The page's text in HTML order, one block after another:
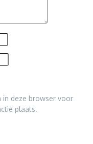
in deze browser voor
plaats.